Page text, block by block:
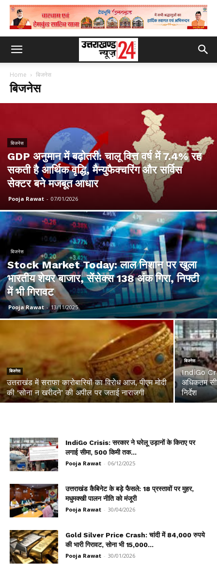
Home बिजनेस
बिजनेस
बिजनेस
GDP अनुमान में बढ़ोतरी: चालू वित्त वर्ष में 7.4% रह
सकती है आर्थिक वृद्धि, मैन्युफैक्चरिंग और सर्विस
सेक्टर बने मजबूत आधार
Pooja Rawat - 07/01/2026
बिजनेस
Stock Market Today: लाल निशान पर खुला
भारतीय शेयर बाजार, सेंसेक्स 138 अंक गिरा, निफ्टी
में भी गिरावट
Pooja Rawat - 13/11/2025
बिजनेस
उत्तराखंड में सराफा कारोबारियों का विरोध आज, पीएम मोदी
की ‘सोना न खरीदने’ की अपील पर जताई नाराजगी
बिजनेस
IndiGo
अधिकतम
निर्देश
IndiGo Crisis: सरकार ने घरेलू उड़ानों के किराए पर
लगाई सीमा, 500 किमी तक...
Pooja Rawat - 06/12/2025
उत्तराखंड कैबिनेट के बड़े फैसले: 18 प्रस्तावों पर मुहर,
मधुमक्खी पालन नीति को मंजूरी
Pooja Rawat - 30/04/2026
Gold Silver Price Crash: चांदी में 84,000 रुपये
की भारी गिरावट, सोना भी 15,000...
Pooja Rawat - 30/01/2026